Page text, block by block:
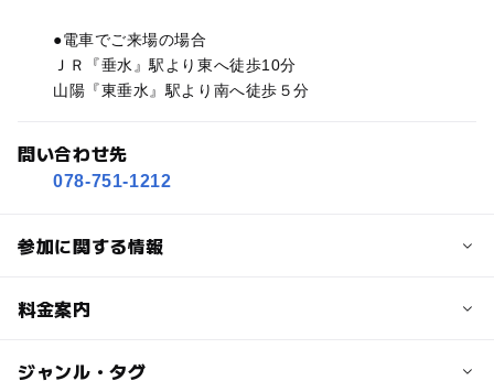
●電車でご来場の場合
ＪＲ『垂水』駅より東へ徒歩10分
山陽『東垂水』駅より南へ徒歩５分
問い合わせ先
078-751-1212
参加に関する情報
定員
料金案内
子供の料金
ジャンル・タグ